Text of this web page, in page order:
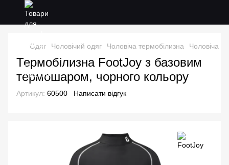
Одяг Чоловічий одяг Чоловіча термобілизна Чоловіча
Термобілизна FootJoy з базовим
термошаром, чорного кольору
Артикул: 60500 Написати відгук